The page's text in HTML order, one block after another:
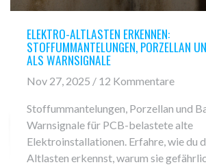
ELEKTRO-ALTLASTEN ERKENNEN:
STOFFUMMANTELUNGEN, PORZELLAN
ALS WARNSIGNALE
Nov 27, 2025 / 12 Kommentare
Stoffummantelungen, Porzellan und
Warnsignale für PCB-belastete alte
Elektroinstallationen. Erfahre, wie du
Altlasten erkennst, warum sie